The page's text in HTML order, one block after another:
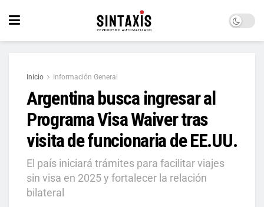
Inicio Información General
Argentina busca ingresar al
Programa Visa Waiver tras
visita de funcionaria de EE.UU.
El país iniciará trámites para facilitar viajes
sin visa en 2025 y fortalecer la relación
bilateral